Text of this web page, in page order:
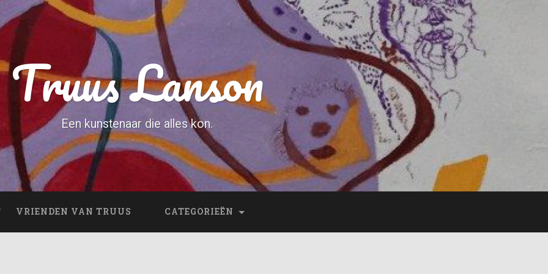
Truus Lanson
Een kunstenaar die alles kon.
VRIENDEN VAN TRUUS CATEGORIEËN